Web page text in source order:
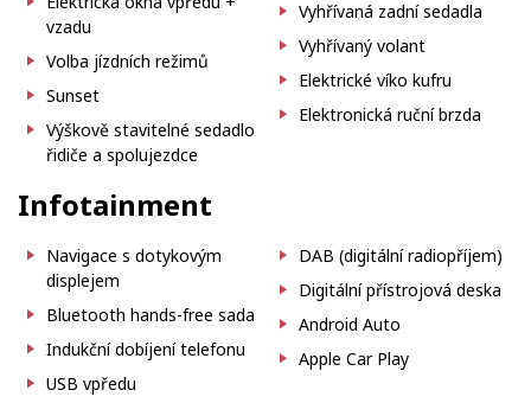
vzadu
Volba jízdních režimů
Sunset
Výškově stavitelné sedadlo
řidiče a spolujezdce
Vyhřívaná zadní sedadla
Vyhřívaný volant
Elektrické víko kufru
Elektronická ruční brzda
Infotainment
Navigace s dotykovým
displejem
Bluetooth hands-free sada
Indukční dobíjení telefonu
USB vpředu
DAB (digitální radiopříjem)
Digitální přístrojová deska
Android Auto
Apple Car Play